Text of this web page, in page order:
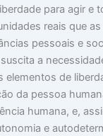
para agir e
reais que
pessoais e
a
elementos de
da pessoa
humana, e,
e